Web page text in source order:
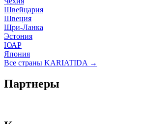
Швейцария
Швеция
Шри-Ланка
Эстония
ЮАР
Япония
Все страны KARIATIDA →
Партнеры